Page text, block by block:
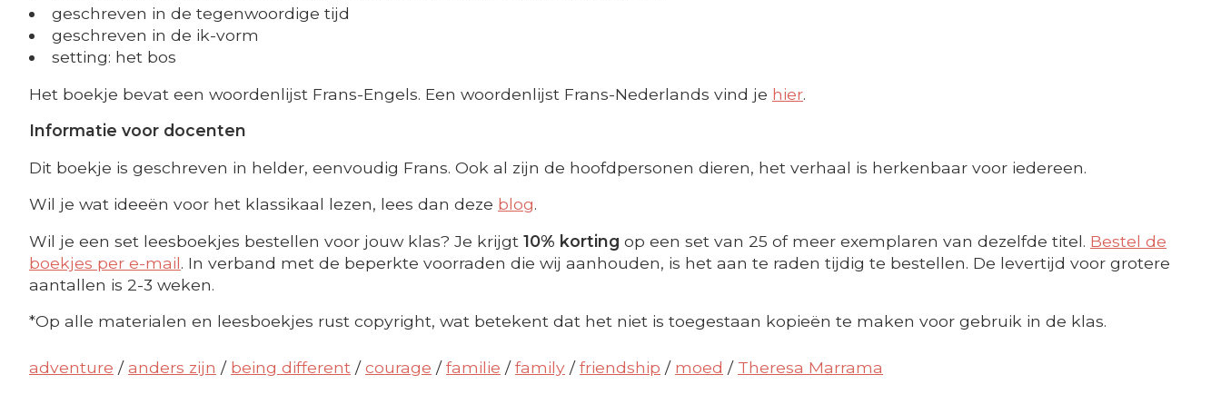
geschreven in de tegenwoordige tijd
geschreven in de ik-vorm
setting: het bos
Het boekje bevat een woordenlijst Frans-Engels. Een woordenlijst Frans-Nederlands vind je hier.
Informatie voor docenten
Dit boekje is geschreven in helder, eenvoudig Frans. Ook al zijn de hoofdpersonen dieren, het verhaal is herkenbaar voor iedereen.
Wil je wat ideeën voor het klassikaal lezen, lees dan deze blog.
Wil je een set leesboekjes bestellen voor jouw klas? Je krijgt 10% korting op een set van 25 of meer exemplaren van dezelfde titel. Bestel de
boekjes per e-mail. In verband met de beperkte voorraden die wij aanhouden, is het aan te raden tijdig te bestellen. De levertijd voor grotere
aantallen is 2-3 weken.
*Op alle materialen en leesboekjes rust copyright, wat betekent dat het niet is toegestaan kopieën te maken voor gebruik in de klas.
adventure /anders zijn / being different /courage /familie /family /friendship / moed / Theresa Marrama